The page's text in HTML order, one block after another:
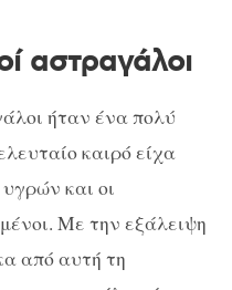
αστραγάλοι
ήταν ένα πολύ
καιρό είχα
και οι
Με την εξάλειψη
από αυτή τη